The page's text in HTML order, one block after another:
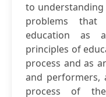
to
problems that
education as
principles of
process and as
and performers,
process of